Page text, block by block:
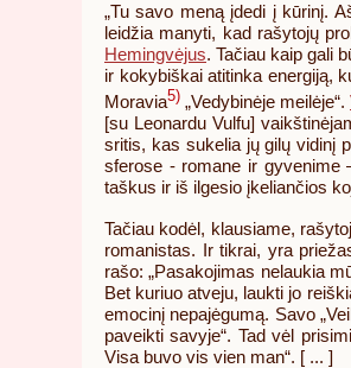
„Tu savo meną įdedi į kūrinį.
leidžia manyti, kad rašytojų
Hemingvėjus. Tačiau kaip gali
ir kokybiškai atitinka energiją,
Moravia5) „Vedybinėje meilėje“.
[su Leonardu Vulfu]
sritis, kas sukelia jų gilų vidinį
sferose - romane ir gyvenime
taškus ir iš ilgesio įkeliančios
Tačiau kodėl, klausiame,
romanistas. Ir tikrai, yra
rašo: „Pasakojimas nelaukia
Bet kuriuo atveju, laukti jo
emocinį nepajėgumą. Savo
paveikti savyje“. Tad vėl
Visa buvo vis vien man“. [ ... ]